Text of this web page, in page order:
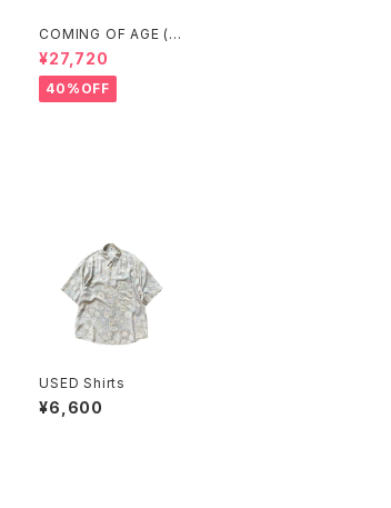
COMING OF AGE (カ
ミングオブエイジ) FLA
RED SHORTS（GING
HAM LIME/BLACK）
¥27,720
40%OFF
USED Shirts
¥6,600